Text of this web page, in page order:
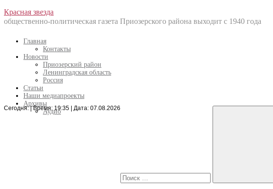
Перейти
к
Красная звезда
общественно-политическая газета Приозерского района выходит с 1940 года
Главная
Контакты
Новости
Приозерский район
Ленинградская область
Россия
Статьи
Наши медиапроекты
Архивы
Аудио
Сегодня: | Время: 19:35 | Дата: 07.08.2026